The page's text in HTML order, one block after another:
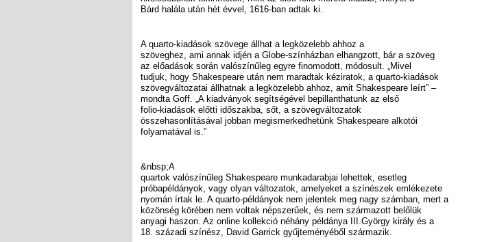
Bárd halála után hét évvel, 1616-ban adtak ki.
A quarto-kiadások szövege állhat a legközelebb ahhoz a
szöveghez, ami annak idjén a Globe-színházban elhangzott, bár a szöveg
az előadások során valószínűleg egyre finomodott, módosult. „Mivel
tudjuk, hogy Shakespeare után nem maradtak kéziratok, a quarto-kiadások
szövegváltozatai állhatnak a legközelebb ahhoz, amit Shakespeare leírt” –
mondta Goff. „A kiadványok segítségével bepillanthatunk az első
folio-kiadások előtti időszakba, sőt, a szövegváltozatok
összehasonlításával jobban megismerkedhetünk Shakespeare alkotói
folyamatával is.”
&nbsp;A
quartok valószínűleg Shakespeare munkadarabjai lehettek, esetleg
próbapéldányok, vagy olyan változatok, amelyeket a színészek emlékezete
nyomán írtak le. A quarto-példányok nem jelentek meg nagy számban, mert a
közönség körében nem voltak népszerűek, és nem származott belőlük
anyagi haszon. Az online kollekció néhány példánya III.György király és a
18. századi színész, David Garrick gyűjteményéből származik.